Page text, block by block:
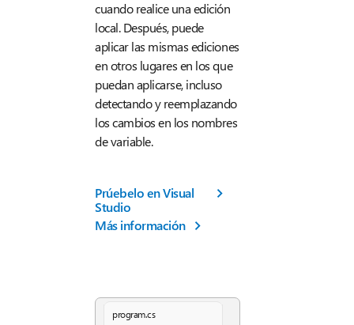
program.cs
cuando realice una edición
local. Después, puede
aplicar las mismas ediciones
en otros lugares en los que
puedan aplicarse, incluso
detectando y reemplazando
los cambios en los nombres
de variable.
Prúebelo en Visual
Studio
Más información